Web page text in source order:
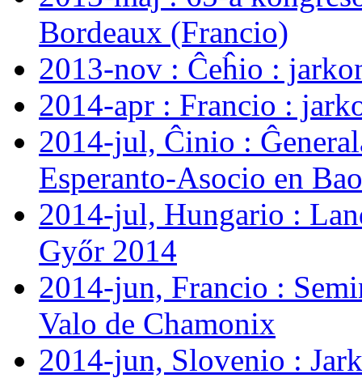
Bordeaux (Francio)
2013-nov : Ĉeĥio :
2014-apr : Francio :
2014-jul, Ĉinio :
Esperanto-Asocio en
2014-jul, Hungario :
Győr 2014
2014-jun, Francio :
Valo de Chamonix
2014-jun, Slovenio :